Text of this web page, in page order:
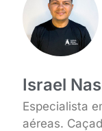
Israel
Especialista
aéreas.